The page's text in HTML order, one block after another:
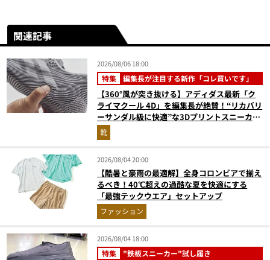
関連記事
2026/08/06 18:00
特集 編集長が注目する新作「コレ買いです」
【360°風が突き抜ける】アディダス最新「ク
ライマクール 4D」を編集長が絶賛！“リカバリ
ーサンダル級に快適”な3Dプリントスニーカー
『コレ買いです』Vol.173
靴
2026/08/04 20:00
【酷暑と豪雨の最適解】全身コロンビアで揃え
るべき！40℃超えの過酷な夏を快適にする
「最強テックウエア」セットアップ
ファッション
2026/08/04 18:00
特集 "鉄板スニーカー"試し履き